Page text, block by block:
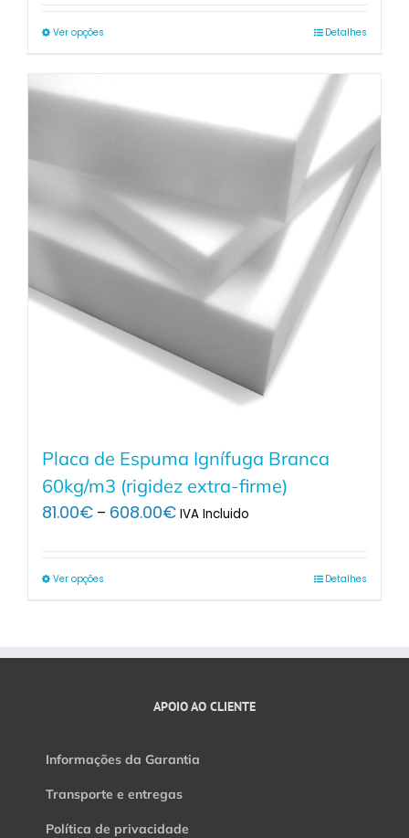
Ver opções Detalhes
Placa de Espuma Ignífuga Branca
60kg/m3 (rigidez extra-firme)
81.00€ – 608.00€Price
IVA Incluido
Ver opções Detalhes
APOIO AO CLIENTE
Informações da Garantia
Transporte e entregas
Política de privacidade